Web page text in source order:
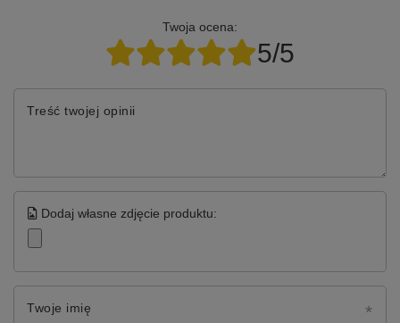
Twoja ocena:
5/5
Treść twojej opinii
Dodaj własne zdjęcie produktu:
Twoje imię